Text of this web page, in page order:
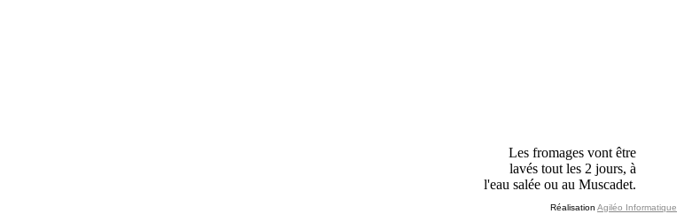
Les fromages vont être
lavés tout les 2 jours, à
l'eau salée ou au Muscadet.
Réalisation Agiléo Informatique